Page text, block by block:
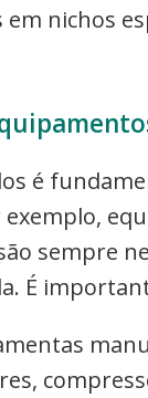
nichos
é
sempre
É